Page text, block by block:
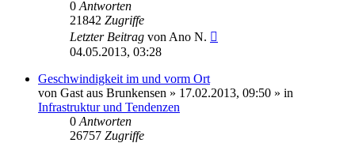
0 Antworten
21842 Zugriffe
Letzter Beitrag von Ano N.
04.05.2013, 03:28
Geschwindigkeit im und vorm Ort
von Gast aus Brunkensen » 17.02.2013, 09:50 » in
Infrastruktur und Tendenzen
0 Antworten
26757 Zugriffe